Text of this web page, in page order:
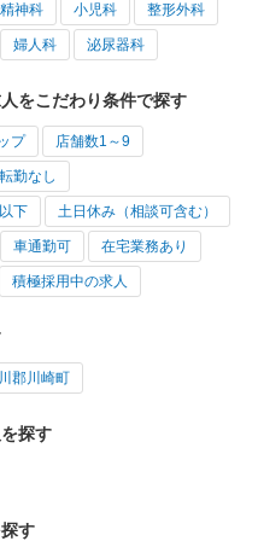
精神科 小児科 整形外科
婦人科 泌尿器科
をこだわり条件で探す
プ 店舗数1～9
勤なし
下 土日休み（相談可含む）
車通勤可 在宅業務あり
積極採用中の求人
郡川崎町
探す
す